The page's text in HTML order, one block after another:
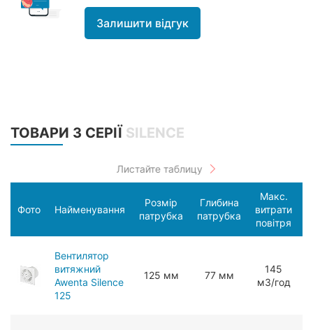
Залишити відгук
ТОВАРИ З СЕРІЇ SILENCE
Фото Найменування
Розмір
патрубка
Глибина
патрубка
Макс.
витрати
повітря
Вентилятор
витяжний
Awenta Silence
125
125 мм 77 мм
145
мЗ/год